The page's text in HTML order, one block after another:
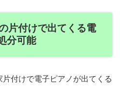
片付けで出てくる電
分可能
付けで電子ピアノが出てくる